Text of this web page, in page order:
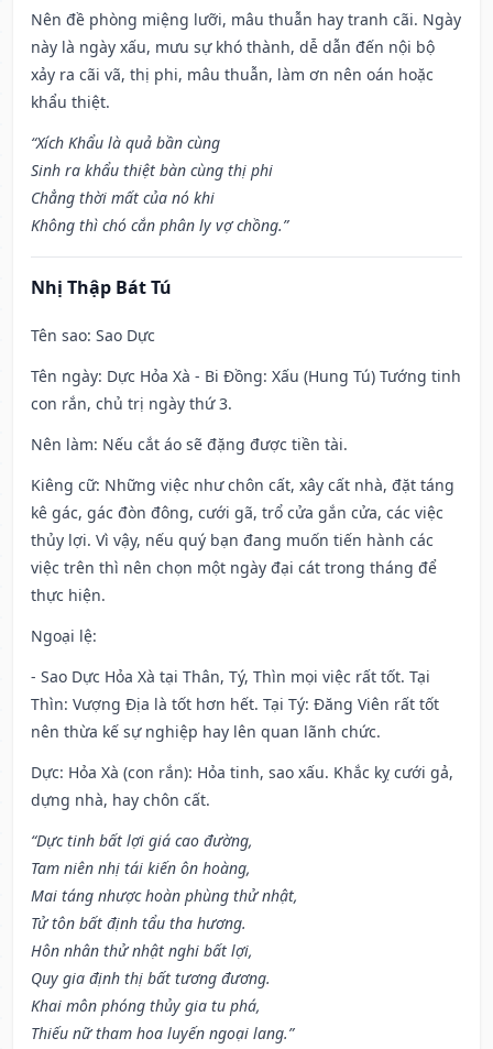
Nên đề phòng miệng lưỡi, mâu thuẫn hay tranh cãi. Ngày
này là ngày xấu, mưu sự khó thành, dễ dẫn đến nội bộ
xảy ra cãi vã, thị phi, mâu thuẫn, làm ơn nên oán hoặc
khẩu thiệt.
“Xích Khẩu là quả bần cùng
Sinh ra khẩu thiệt bàn cùng thị phi
Chẳng thời mất của nó khi
Không thì chó cắn phân ly vợ chồng.”
Nhị Thập Bát Tú
Tên sao: Sao Dực
Tên ngày: Dực Hỏa Xà - Bi Đồng: Xấu (Hung Tú) Tướng tinh
con rắn, chủ trị ngày thứ 3.
Nên làm: Nếu cắt áo sẽ đặng được tiền tài.
Kiêng cữ: Những việc như chôn cất, xây cất nhà, đặt táng
kê gác, gác đòn đông, cưới gã, trổ cửa gắn cửa, các việc
thủy lợi. Vì vậy, nếu quý bạn đang muốn tiến hành các
việc trên thì nên chọn một ngày đại cát trong tháng để
thực hiện.
Ngoại lệ:
- Sao Dực Hỏa Xà tại Thân, Tý, Thìn mọi việc rất tốt. Tại
Thìn: Vượng Địa là tốt hơn hết. Tại Tý: Đăng Viên rất tốt
nên thừa kế sự nghiệp hay lên quan lãnh chức.
Dực: Hỏa Xà (con rắn): Hỏa tinh, sao xấu. Khắc kỵ cưới gả,
dựng nhà, hay chôn cất.
“Dực tinh bất lợi giá cao đường,
Tam niên nhị tái kiến ôn hoàng,
Mai táng nhược hoàn phùng thử nhật,
Tử tôn bất định tẩu tha hương.
Hôn nhân thử nhật nghi bất lợi,
Quy gia định thị bất tương đương.
Khai môn phóng thủy gia tu phá,
Thiếu nữ tham hoa luyến ngoại lang.”